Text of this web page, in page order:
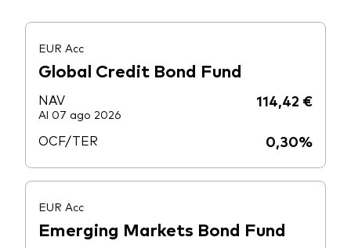
EUR Acc
Global Credit Bond Fund
NAV 114,42 €
Al 07 ago 2026
OCF/TER 0,30%
EUR Acc
Emerging Markets Bond Fund